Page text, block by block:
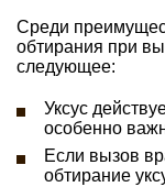
Среди
обтирания при
следующее:
Уксус
особенно
Если вызов
обтирание